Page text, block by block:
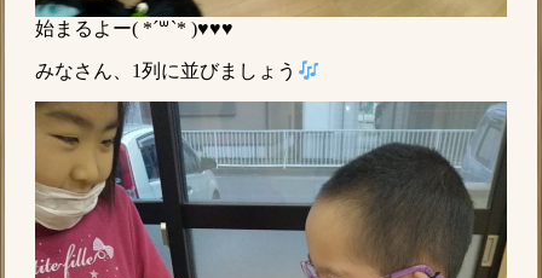
始まるよー( *´꒳`* )♥♥♥
みなさん、1列に並びましょう